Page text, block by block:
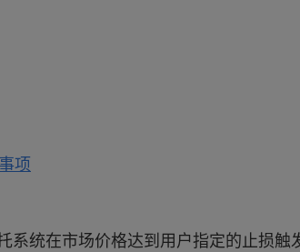
项
系统在市场价格达到用户指定的止损触